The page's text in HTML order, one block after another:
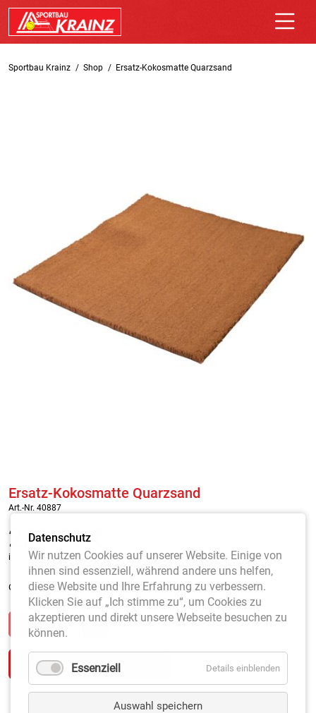
Sportbau Krainz Shop Ersatz-Kokosmatte Quarzsand
Ersatz-Kokosmatte Quarzsand
Art.-Nr. 40887
230,00
inkl. MwSt. / zzgl. Versandkosten
Größe 190 x 80cm
Datenschutz
Wir nutzen Cookies auf unserer Website. Einige von
ihnen sind essenziell, während andere uns helfen,
diese Website und Ihre Erfahrung zu verbessern.
Klicken Sie auf „Ich stimme zu“, um Cookies zu
akzeptieren und direkt unsere Webseite besuchen zu
können.
Essenziell Details einblenden
Auswahl speichern